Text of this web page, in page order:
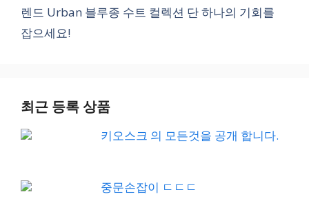
렌드 Urban 블루종 수트 컬렉션 단 하나의 기회를
잡으세요!
최근 등록 상품
키오스크 의 모든것을 공개 합니다.
중문손잡이 ㄷㄷㄷ